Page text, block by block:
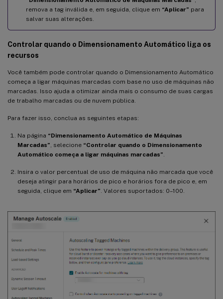
remova a tag inválida e, em seguida, clique em “Aplicar” para
salvar suas alterações.
Controlar quando o Dimensionamento Automático liga os
recursos
Você também pode controlar quando o Dimensionamento Automático
começa a ligar máquinas marcadas com base no uso de máquinas não
marcadas. Isso ajuda a otimizar ainda mais o consumo de suas cargas
de trabalho marcadas ou de nuvem pública.
Para fazer isso, conclua as seguintes etapas:
Na página “Dimensionamento Automático de Máquinas
Marcadas” , selecione “Controlar quando o Dimensionamento
Automático começa a ligar máquinas marcadas”
Insira o valor percentual de uso de máquina não marcada que você
deseja atingir para horários de pico e horários fora de pico e, em
seguida, clique em “Aplicar” . Valores suportados: 0–100.